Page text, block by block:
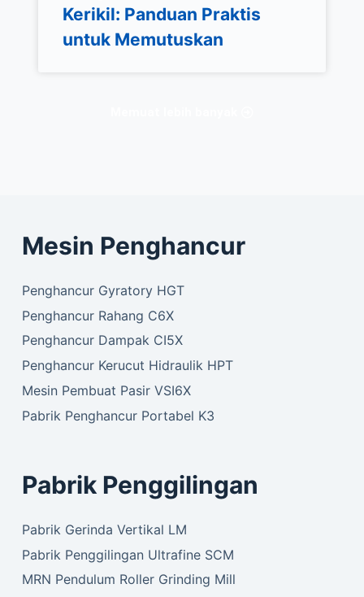
Kerikil: Panduan Praktis
untuk Memutuskan
Mesin Penghancur
Penghancur Gyratory HGT
Penghancur Rahang C6X
Penghancur Dampak CI5X
Penghancur Kerucut Hidraulik HPT
Mesin Pembuat Pasir VSI6X
Pabrik Penghancur Portabel K3
Pabrik Penggilingan
Pabrik Gerinda Vertikal LM
Pabrik Penggilingan Ultrafine SCM
MRN Pendulum Roller Grinding Mill